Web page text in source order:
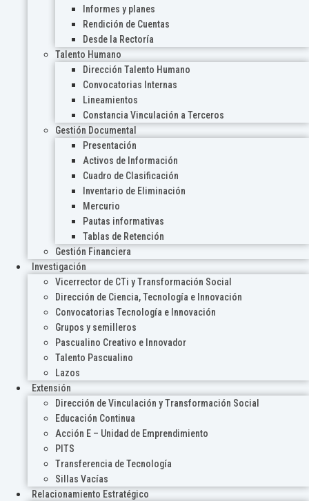
Informes y planes
Rendición de Cuentas
Desde la Rectoría
Talento Humano
Dirección Talento Humano
Convocatorias Internas
Lineamientos
Constancia Vinculación a Terceros
Gestión Documental
Presentación
Activos de Información
Cuadro de Clasificación
Inventario de Eliminación
Mercurio
Pautas informativas
Tablas de Retención
Gestión Financiera
Investigación
Vicerrector de CTi y Transformación Social
Dirección de Ciencia, Tecnología e Innovación
Convocatorias Tecnología e Innovación
Grupos y semilleros
Pascualino Creativo e Innovador
Talento Pascualino
Lazos
Extensión
Dirección de Vinculación y Transformación Social
Educación Continua
Acción E – Unidad de Emprendimiento
PITS
Transferencia de Tecnología
Sillas Vacías
Relacionamiento Estratégico